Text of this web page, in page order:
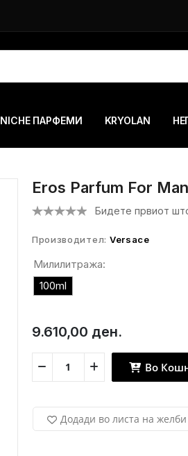
NICHE ПАРФЕМИ KRYOLAN
Eros Parfum For Man
Бидете првиот
Производител: Versace
Милилитража:
100ml
9.610,00 ден.
Во
Додади во листа на желби